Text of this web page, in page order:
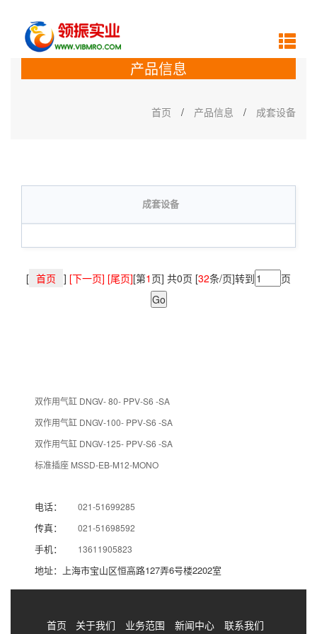
产品信息
首页 / 产品信息 / 成套设备
成套设备
[ 首页 ] [下一页] [尾页][第1 页] 共0页 [32条/页]转到 页
双作用气缸 DNGV- 80- PPV-S6 -SA
双作用气缸 DNGV-100- PPV-S6 -SA
双作用气缸 DNGV-125- PPV-S6 -SA
标准插座 MSSD-EB-M12-MONO
电话： 021-51699285
传真： 021-51698592
手机： 13611905823
地址：上海市宝山区恒高路127弄6号楼2202室
首页 关于我们 业务范围 新闻中心 联系我们